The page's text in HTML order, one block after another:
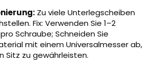
Zu viele Unterlegscheiben
Fix: Verwenden Sie 1–2
Schraube; Schneiden Sie
mit einem Universalmesser ab,
Sitz zu gewährleisten.